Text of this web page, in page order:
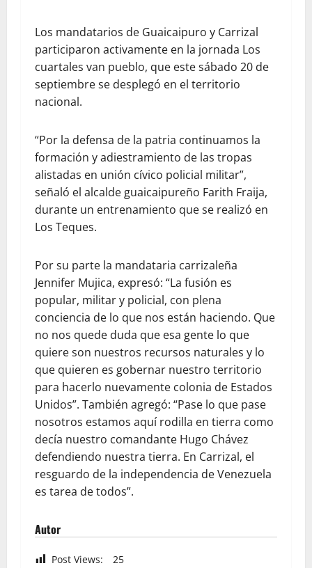
Los mandatarios de Guaicaipuro y Carrizal
participaron activamente en la jornada Los
cuartales van pueblo, que este sábado 20 de
septiembre se desplegó en el territorio
nacional.
“Por la defensa de la patria continuamos la
formación y adiestramiento de las tropas
alistadas en unión cívico policial militar”,
señaló el alcalde guaicaipureño Farith Fraija,
durante un entrenamiento que se realizó en
Los Teques.
Por su parte la mandataria carrizaleña
Jennifer Mujica, expresó: “La fusión es
popular, militar y policial, con plena
conciencia de lo que nos están haciendo. Que
no nos quede duda que esa gente lo que
quiere son nuestros recursos naturales y lo
que quieren es gobernar nuestro territorio
para hacerlo nuevamente colonia de Estados
Unidos”. También agregó: “Pase lo que pase
nosotros estamos aquí rodilla en tierra como
decía nuestro comandante Hugo Chávez
defendiendo nuestra tierra. En Carrizal, el
resguardo de la independencia de Venezuela
es tarea de todos”.
Autor
Post Views: 25